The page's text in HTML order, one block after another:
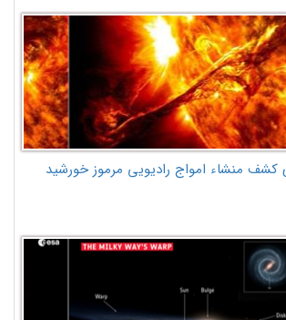
کشف منشاء امواج رادیویی مرموز خورشید